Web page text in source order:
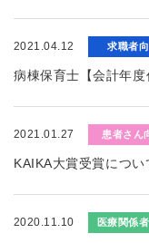
2021.04.12 求職者
病棟保育士【会計年
2021.01.27 患者さん
KAIKA大賞受賞につい
2020.11.10 医療関係